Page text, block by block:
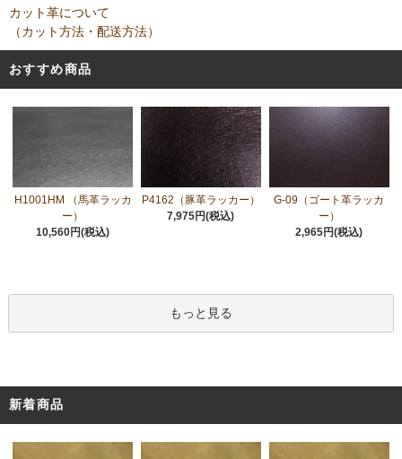
カット革について
（カット方法・配送方法）
おすすめ商品
H1001HM （馬革ラッカ
ー）
10,560円(税込)
P4162（豚革ラッカー）
7,975円(税込)
G-09（ゴート革ラッカ
ー）
2,965円(税込)
もっと見る
新着商品